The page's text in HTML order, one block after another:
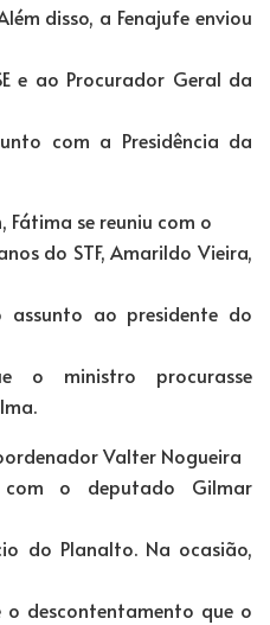
disso, a Fenajufe enviou
e ao Procurador Geral da
com a Presidência da
se reuniu com o
do STF, Amarildo Vieira,
assunto ao presidente do
o ministro procurasse
Valter Nogueira
com o deputado Gilmar
do Planalto. Na ocasião,
o descontentamento que o